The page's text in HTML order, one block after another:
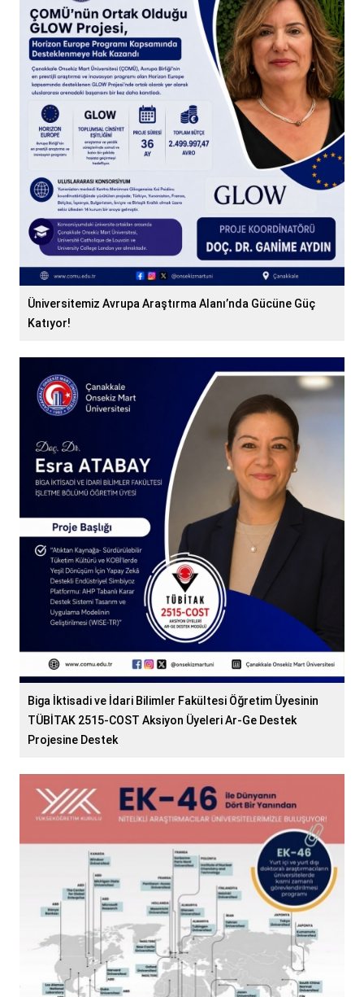
Üniversitemiz Avrupa Araştırma Alanı’nda Gücüne Güç
Katıyor!
Biga İktisadi ve İdari Bilimler Fakültesi Öğretim Üyesinin
TÜBİTAK 2515-COST Aksiyon Üyeleri Ar-Ge Destek
Projesine Destek